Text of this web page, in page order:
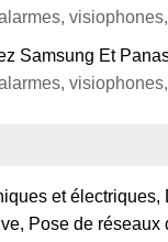
Samsung Et
et
Pose de